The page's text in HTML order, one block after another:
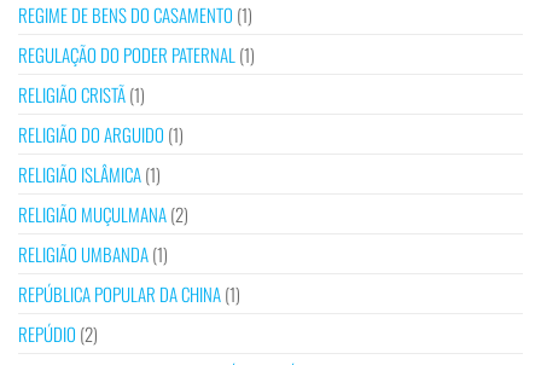
REGIME DE BENS DO CASAMENTO (1)
REGULAÇÃO DO PODER PATERNAL (1)
RELIGIÃO CRISTÃ(1)
RELIGIÃO DO ARGUIDO (1)
RELIGIÃO ISLÂMICA(1)
RELIGIÃO MUÇULMANA(2)
RELIGIÃO UMBANDA(1)
REPÚBLICA POPULAR DA CHINA(1)
REPÚDIO (2)